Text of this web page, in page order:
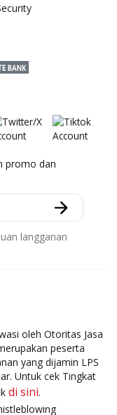
promo dan
langganan
oleh Otoritas Jasa
peserta
yang dijamin LPS
Untuk cek Tingkat
di sini.